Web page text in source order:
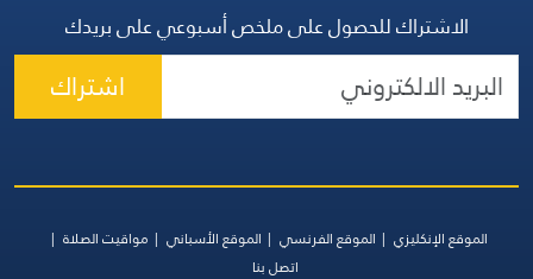
الاشتراك للحصول على ملخص أسبوعي على بريدك
اشتراك
الموقع الإنكليزي الموقع الفرنسي الموقع الأسباني
مواقيت الصلاة
اتصل بنا